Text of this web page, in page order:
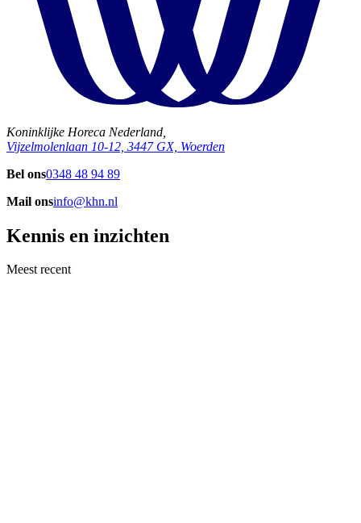
Koninklijke Horeca Nederland,
Vijzelmolenlaan 10-12, 3447 GX, Woerden
Bel ons0348 48 94 89
Mail onsinfo@khn.nl
Kennis en inzichten
Meest recent